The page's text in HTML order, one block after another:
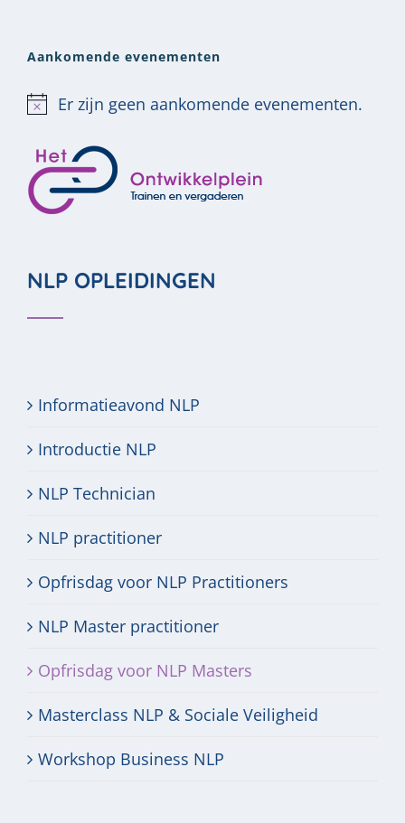
Aankomende evenementen
Bericht
Er zijn geen aankomende evenementen.
NLP OPLEIDINGEN
Informatieavond NLP
Introductie NLP
NLP Technician
NLP practitioner
Opfrisdag voor NLP Practitioners
NLP Master practitioner
Opfrisdag voor NLP Masters
Masterclass NLP & Sociale Veiligheid
Workshop Business NLP